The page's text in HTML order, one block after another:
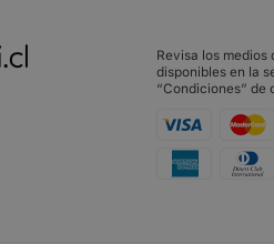
Revisa los medios
disponibles en la
“Condiciones” de